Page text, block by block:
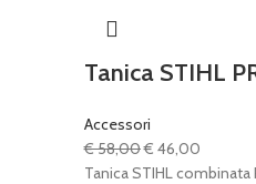
Tanica STIHL
Accessori
€58,00Il
prezzo
€ 46,00
prezzo
Tanica STIHL